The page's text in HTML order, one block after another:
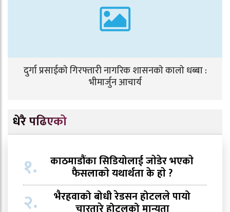
दुर्गा प्रसाईकाे गिरफ्तारी नागरिक शासनकाे कालाे धब्बा :
भीमार्जुन आचार्य
धेरै पढिएको
१. काठमाडौंका सिडियोलाई जाेडेर भएकाे
फैसलाकाे यथार्थता के हाे ?
२. भैरहवाको बोधी रेडसन होटलले पायो